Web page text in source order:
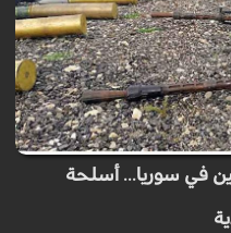
في سوريا... أسلحة